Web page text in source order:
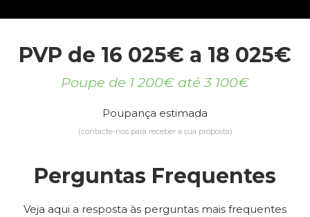
PVP de 16 025€ a 18 025€
Poupe de 1 200€ até 3 100€
Poupança estimada
(contacte-nos para receber a sua proposta)
Perguntas Frequentes
Veja aqui a resposta às perguntas mais frequentes